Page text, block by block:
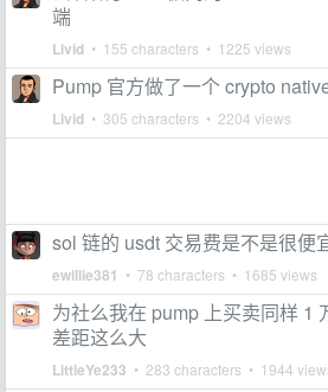
端
Livid • 155 characters • 1225 views
Pump 官方做了一个 crypto
Livid • 305 characters • 2204 views
sol 链的 usdt 交易费是不是很便
ewillie381 • 78 characters • 1685 views
为社么我在 pump 上买卖同样 1
差距这么大
LittleYe233 • 283 characters • 1944